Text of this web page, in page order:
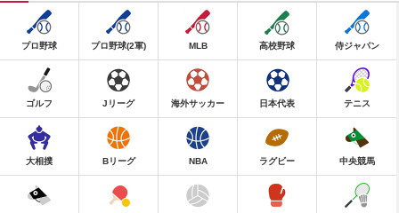
プロ野球 プロ野球(2軍) MLB 高校野球 侍ジャパン
ゴルフ Jリーグ 海外サッカー 日本代表 テニス
大相撲 Bリーグ NBA ラグビー 中央競馬